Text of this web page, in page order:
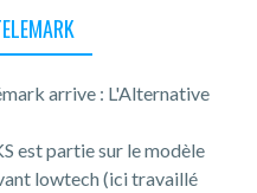
arrive : L'Alternative
est partie sur le modèle
lowtech (ici travaillé